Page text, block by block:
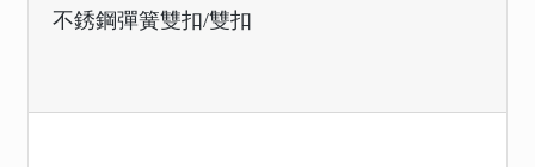
不銹鋼彈簧雙扣/雙扣